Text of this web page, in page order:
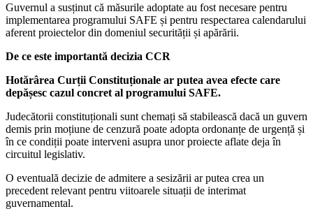
Guvernul a susținut că măsurile adoptate au fost necesare pentru
implementarea programului SAFE și pentru respectarea calendarului
aferent proiectelor din domeniul securității și apărării.
De ce este importantă decizia CCR
Hotărârea Curții Constituționale ar putea avea efecte care
depășesc cazul concret al programului SAFE.
Judecătorii constituționali sunt chemați să stabilească dacă un guvern
demis prin moțiune de cenzură poate adopta ordonanțe de urgență și
în ce condiții poate interveni asupra unor proiecte aflate deja în
circuitul legislativ.
O eventuală decizie de admitere a sesizării ar putea crea un
precedent relevant pentru viitoarele situații de interimat
guvernamental.